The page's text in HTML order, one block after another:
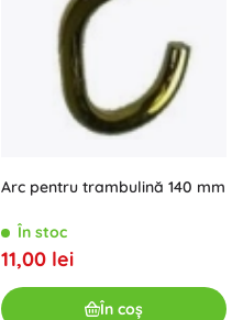
Arc pentru trambulină 140 mm
În stoc
11,00 lei
În coș